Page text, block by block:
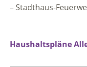
– Stadthaus-
Haushaltspläne